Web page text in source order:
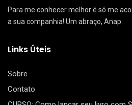
Para me conhecer melhor é só me
a sua companhia! Um abraço, Anap.
Links Úteis
Sobre
Contato